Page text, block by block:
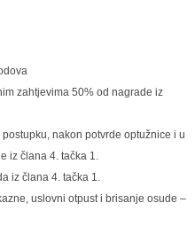
zahtjevima 50% od nagrade iz
nakon potvrde optužnice i u
iz člana 4. tačka 1.
iz člana 4. tačka 1.
uslovni otpust i brisanje osude –